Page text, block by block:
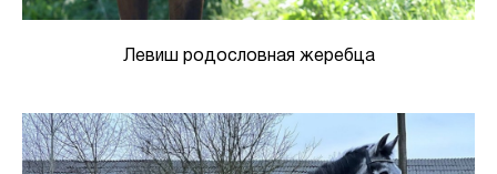
Левиш родословная жеребца